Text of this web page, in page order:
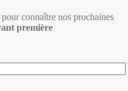
connaître nos prochaines
première